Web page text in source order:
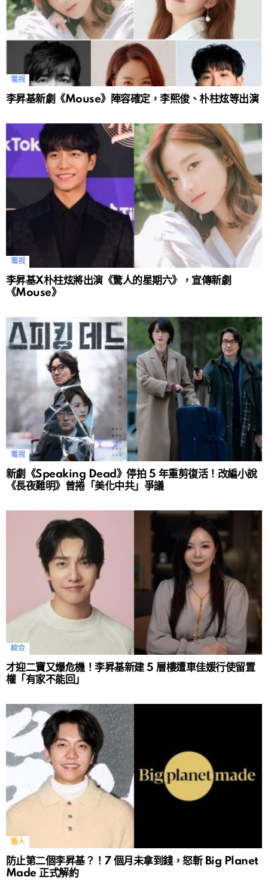
電視
李昇基新劇《Mouse》陣容確定，李熙俊、朴柱炫等出演
電視
李昇基X朴柱炫將出演《驚人的星期六》，宣傳新劇
《Mouse》
電視
新劇《Speaking Dead》停拍 5 年重剪復活！改編小說
《長夜難明》曾捲「美化中共」爭議
綜合
才迎二寶又爆危機！李昇基新建 5 層樓遭車佳媛行使留置
權「有家不能回」
藝人
防止第二個李昇基？！7 個月未拿到錢，怒斬 Big Planet
Made 正式解約